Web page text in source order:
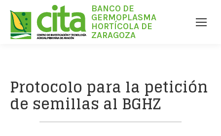
BANCO DE
GERMOPLASMA
HORTÍCOLA DE
ZARAGOZA
Protocolo para la petición
de semillas al BGHZ